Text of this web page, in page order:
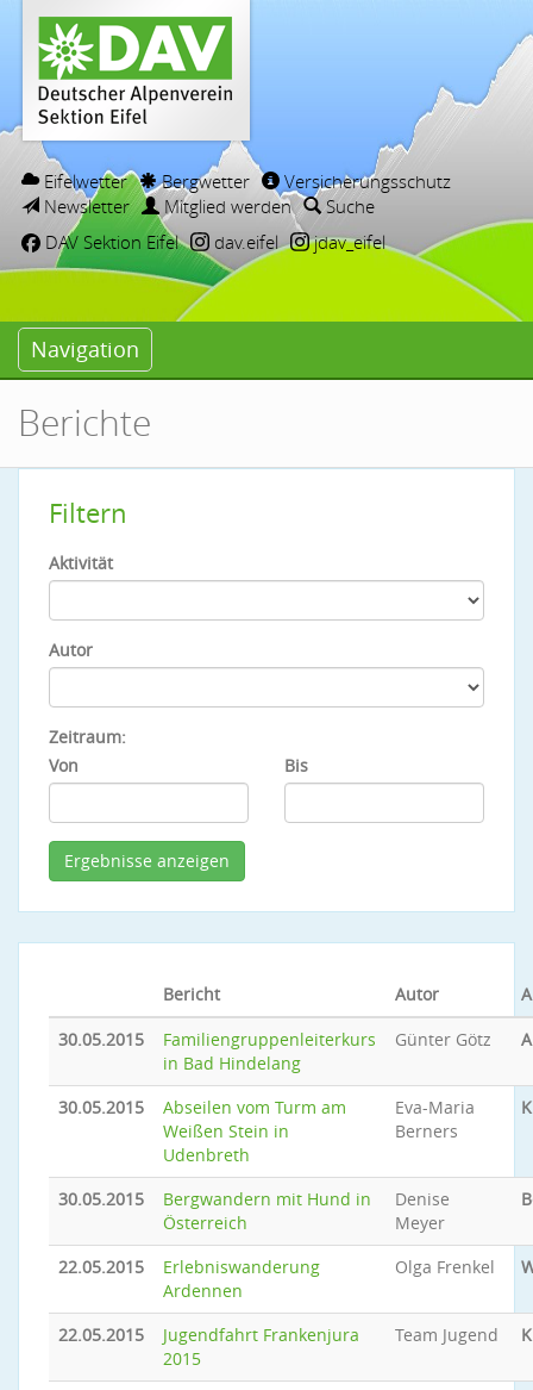
Eifelwetter Bergwetter
Versicherungsschutz
Newsletter
Mitglied werden
Suche
DAV Sektion Eifel
dav.eifel jdav_eifel
Navigation
Berichte
Filtern
Aktivität
Autor
Zeitraum:
Von
Bis
Bericht Autor
30.05.2015
Familiengruppenleiterkurs
in Bad Hindelang
Günter Götz
30.05.2015
Abseilen vom Turm am
Weißen Stein in
Udenbreth
Eva-Maria
Berners
30.05.2015
Bergwandern mit Hund in
Österreich
Denise
Meyer
22.05.2015
Erlebniswanderung
Ardennen
Olga Frenkel
22.05.2015
Jugendfahrt Frankenjura
2015
Team Jugend